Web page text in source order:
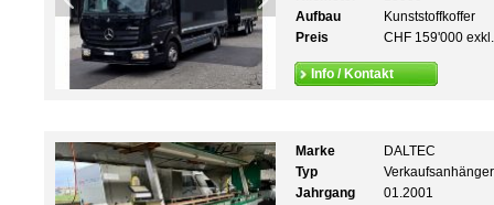
Aufbau
Kunststoffkoffer
Preis
CHF 159'000
Info / Kontakt
Marke
DALTEC
Typ
Verkaufsanhänger
Jahrgang
01.2001